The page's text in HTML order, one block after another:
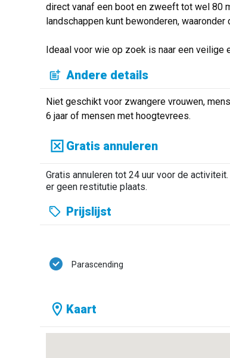
direct vanaf een boot en zweeft tot wel 80
landschappen kunt bewonderen, waaronder
Ideaal voor wie op zoek is naar een veilige
Andere details
Niet geschikt voor zwangere vrouwen,
6 jaar of mensen met hoogtevrees.
Gratis annuleren
Gratis annuleren tot 24 uur voor de
er geen restitutie plaats.
Prijslijst
Parascending
Kaart